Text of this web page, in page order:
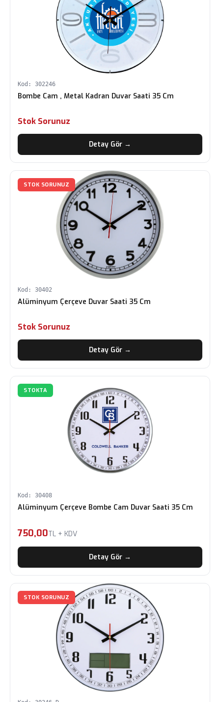
Kod: 302246
Bombe Cam , Metal Kadran Duvar Saati 35 Cm
Stok Sorunuz
Detay Gör →
STOK SORUNUZ
Kod: 30402
Alüminyum Çerçeve Duvar Saati 35 Cm
Stok Sorunuz
Detay Gör →
STOKTA
Kod: 30408
Alüminyum Çerçeve Bombe Cam Duvar Saati 35 Cm
750,00TL + KDV
Detay Gör →
STOK SORUNUZ